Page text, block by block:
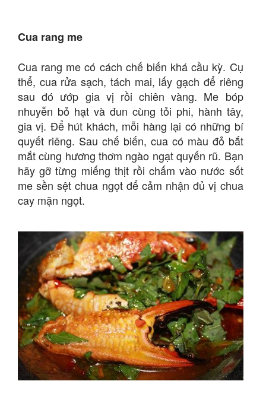
Cua rang me
Cua rang me có cách chế biến khá cầu kỳ. Cụ
thể, cua rửa sạch, tách mai, lấy gạch để riêng
sau đó ướp gia vị rồi chiên vàng. Me bóp
nhuyễn bỏ hạt và đun cùng tỏi phi, hành tây,
gia vị. Để hút khách, mỗi hàng lại có những bí
quyết riêng. Sau chế biến, cua có màu đỏ bắt
mắt cùng hương thơm ngào ngạt quyến rũ. Bạn
hãy gỡ từng miếng thịt rồi chấm vào nước sốt
me sền sệt chua ngọt để cảm nhận đủ vị chua
cay mặn ngọt.